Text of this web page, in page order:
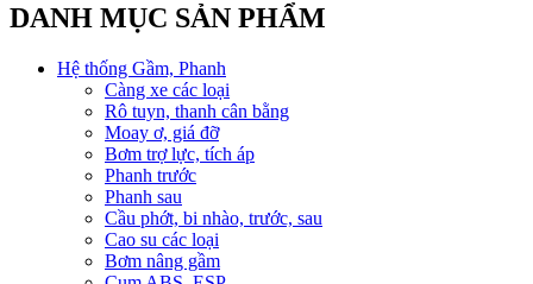
DANH MỤC SẢN PHẨM
Hệ thống Gầm, Phanh
Càng xe các loại
Rô tuyn, thanh cân bằng
Moay ơ, giá đỡ
Bơm trợ lực, tích áp
Phanh trước
Phanh sau
Cầu phớt, bi nhào, trước, sau
Cao su các loại
Bơm nâng gầm